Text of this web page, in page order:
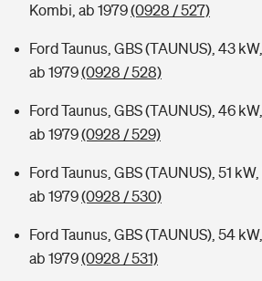
Kombi, ab 1979(0928 / 527)
Ford Taunus, GBS (TAUNUS), 43
ab 1979(0928 / 528)
Ford Taunus, GBS (TAUNUS), 46
ab 1979(0928 / 529)
Ford Taunus, GBS (TAUNUS), 51
ab 1979(0928 / 530)
Ford Taunus, GBS (TAUNUS), 54
ab 1979(0928 / 531)